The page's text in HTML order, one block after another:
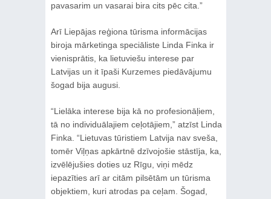
pavasarim un vasarai bira cits pēc cita.”
Arī Liepājas reģiona tūrisma informācijas
biroja mārketinga speciāliste Linda Finka ir
vienisprātis, ka lietuviešu interese par
Latvijas un it īpaši Kurzemes piedāvājumu
šogad bija augusi.
“Lielāka interese bija kā no profesionāļiem,
tā no individuālajiem ceļotājiem,” atzīst Linda
Finka. “Lietuvas tūristiem Latvija nav sveša,
tomēr Viļņas apkārtnē dzīvojošie stāstīja, ka,
izvēlējušies doties uz Rīgu, viņi mēdz
iepazīties arī ar citām pilsētām un tūrisma
objektiem, kuri atrodas pa ceļam. Šogad,